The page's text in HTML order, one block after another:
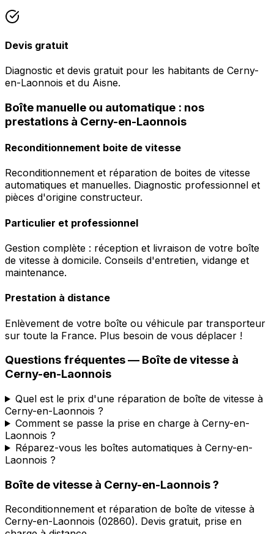
Devis gratuit
Diagnostic et devis gratuit pour les habitants de Cerny-
en-Laonnois et du Aisne.
Boîte manuelle ou automatique : nos
prestations à Cerny-en-Laonnois
Reconditionnement boite de vitesse
Reconditionnement et réparation de boites de vitesse
automatiques et manuelles. Diagnostic professionnel et
pièces d'origine constructeur.
Particulier et professionnel
Gestion complète : réception et livraison de votre boîte
de vitesse à domicile. Conseils d'entretien, vidange et
maintenance.
Prestation à distance
Enlèvement de votre boîte ou véhicule par transporteur
sur toute la France. Plus besoin de vous déplacer !
Questions fréquentes — Boîte de vitesse à
Cerny-en-Laonnois
Quel est le prix d'une réparation de boîte de vitesse à
Cerny-en-Laonnois ?
Comment se passe la prise en charge à Cerny-en-
Laonnois ?
Réparez-vous les boîtes automatiques à Cerny-en-
Laonnois ?
Boîte de vitesse à Cerny-en-Laonnois?
Reconditionnement et réparation de boîte de vitesse à
Cerny-en-Laonnois (02860). Devis gratuit, prise en